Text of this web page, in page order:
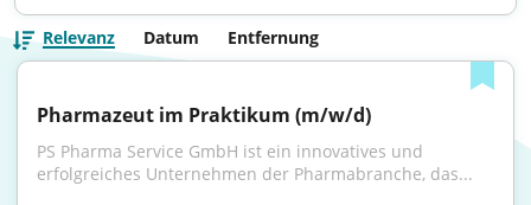
Relevanz Datum Entfernung
Pharmazeut im Praktikum (m/w/d)
PS Pharma Service GmbH ist ein innovatives und
erfolgreiches Unternehmen der Pharmabranche, das...